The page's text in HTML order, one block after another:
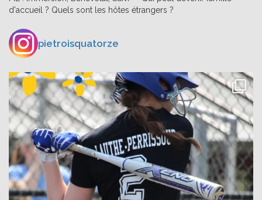
d'accueil ? Quels sont les hôtes étrangers ?
pietroisquatorze